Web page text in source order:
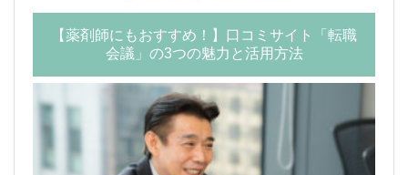
【薬剤師にもおすすめ！】口コミサイト「転職
会議」の3つの魅力と活用方法